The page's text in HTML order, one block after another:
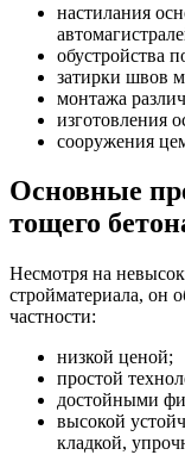
настилания
обустройства
затирки швов
монтажа
изготовления
сооружения
Основные
тощего
Несмотря на
стройматериала, он
частности:
низкой ценой;
простой
достойными
высокой
кладкой,